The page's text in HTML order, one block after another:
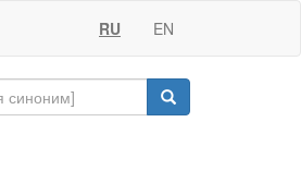
RU EN